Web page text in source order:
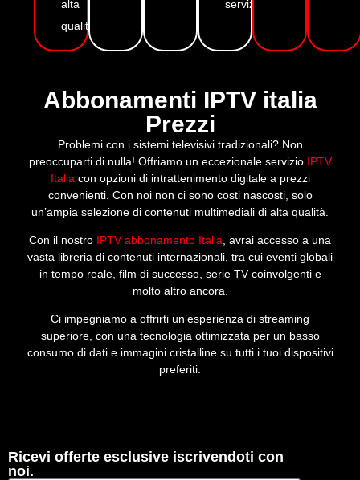
alta
qualità.
servizi.
Abbonamenti IPTV italia
Prezzi
Problemi con i sistemi televisivi tradizionali? Non
preoccuparti di nulla! Offriamo un eccezionale servizio IPTV
Italia con opzioni di intrattenimento digitale a prezzi
convenienti. Con noi non ci sono costi nascosti, solo
un’ampia selezione di contenuti multimediali di alta qualità.
Con il nostro IPTV abbonamento Italia , avrai accesso a una
vasta libreria di contenuti internazionali, tra cui eventi globali
in tempo reale, film di successo, serie TV coinvolgenti e
molto altro ancora.
Ci impegniamo a offrirti un’esperienza di streaming
superiore, con una tecnologia ottimizzata per un basso
consumo di dati e immagini cristalline su tutti i tuoi dispositivi
preferiti.
Ricevi offerte esclusive iscrivendoti con
noi.